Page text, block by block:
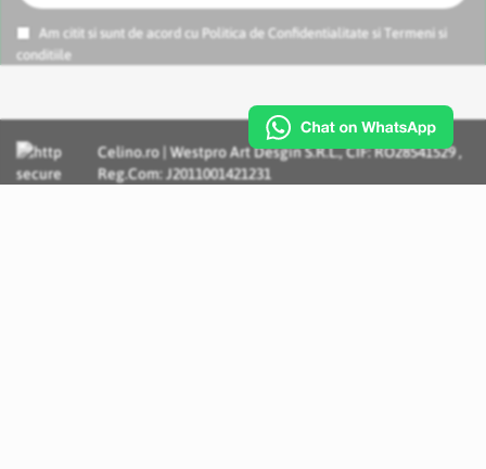
Am citit si sunt de acord cu Politica de Confidentialitate si
Termeni si
conditiile
Celino.ro | Westpro Art Desgin S.R.L., CIF: RO28541529 ,
Reg.Com: J2011001421231